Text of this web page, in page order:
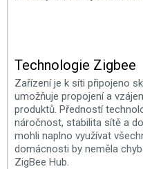
Technologie Zigbee
Zařízení je k síti připojeno
umožňuje propojení a
produktů. Předností
náročnost, stabilita sítě a
mohli naplno využívat
domácnosti by neměla
ZigBee Hub.